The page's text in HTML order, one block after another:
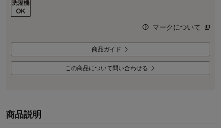
マークについて
商品ガイド
この商品について問い合わせる
商品説明